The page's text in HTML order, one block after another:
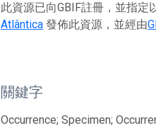
此資源已向GBIF註冊，並指定
Atlântica 發佈此資源，並經由
關鍵字
Occurrence; Specimen;